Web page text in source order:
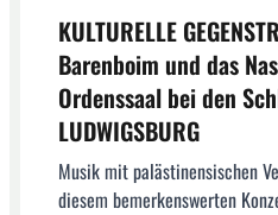
KULTURELLE
Barenboim und das
Ordenssaal bei den
LUDWIGSBURG
Musik mit palästinensischen
diesem bemerkenswerten